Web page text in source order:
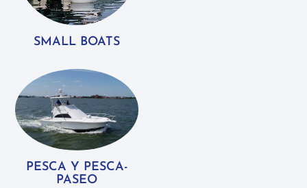
SMALL BOATS
PESCA Y PESCA-
PASEO